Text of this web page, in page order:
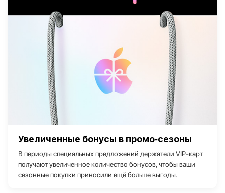
Увеличенные бонусы в промо‑сезоны
В периоды специальных предложений держатели VIP‑карт
получают увеличенное количество бонусов, чтобы ваши
сезонные покупки приносили ещё больше выгоды.